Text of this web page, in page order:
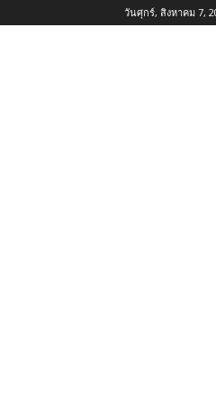
วันศุกร์, สิงหาคม 7,